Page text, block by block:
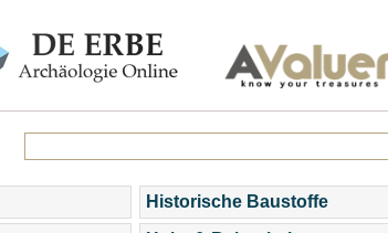
Historische Baustoffe